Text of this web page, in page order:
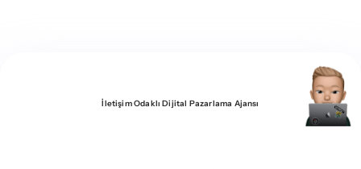
İletişim Odaklı Dijital Pazarlama Ajansı
Sıkça Sorulanlar